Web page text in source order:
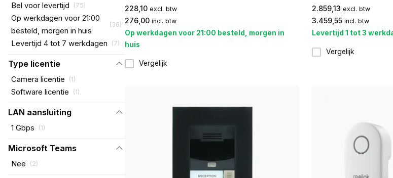
Bel voor levertijd (75)
Op werkdagen voor 21:00
besteld, morgen in huis
(36)
Levertijd 4 tot 7 werkdagen (7)
Type licentie
Camera licentie (1)
Software licentie (1)
LAN aansluiting
1 Gbps (1)
Microsoft Teams
Nee (2)
228,10 excl. btw
276,00 incl. btw
Op werkdagen voor 21:00 besteld, morgen in
huis
Vergelijk
2.859,13 excl. btw
3.459,55 incl. btw
Levertijd 1 tot 3
Vergelijk